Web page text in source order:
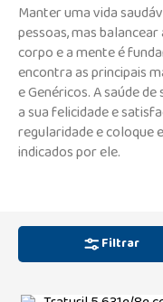
Manter uma vida
pessoas, mas
corpo e a mente é
encontra as principais
e Genéricos. A saúde
a sua felicidade e
regularidade e coloque
indicados por ele.
Filtrar